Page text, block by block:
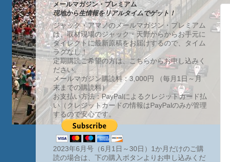
メールマガジン・プレミアム
現地から生情報をリアルタイムでゲット！
ジャック・アマノのメールマガジン・プレミアム
は、取材現場のジャック・天野からからお手元に
ダイレクトに最新原稿をお届けするので、タイム
ラグなし！
定期購読ご希望の方は、こちらからお申し込みく
ださい。
メールマガジン購読料：3,000円 （毎月1日～月
末までの購読料）
お支払い方法：PayPalによるクレジットカード払
い（クレジットカードの情報はPayPalのみが管理
するので安心です。
2023年6月号（6月1日～30日）1か月だけのご購
読の場合は、下の購入ボタンよりお申し込みくだ